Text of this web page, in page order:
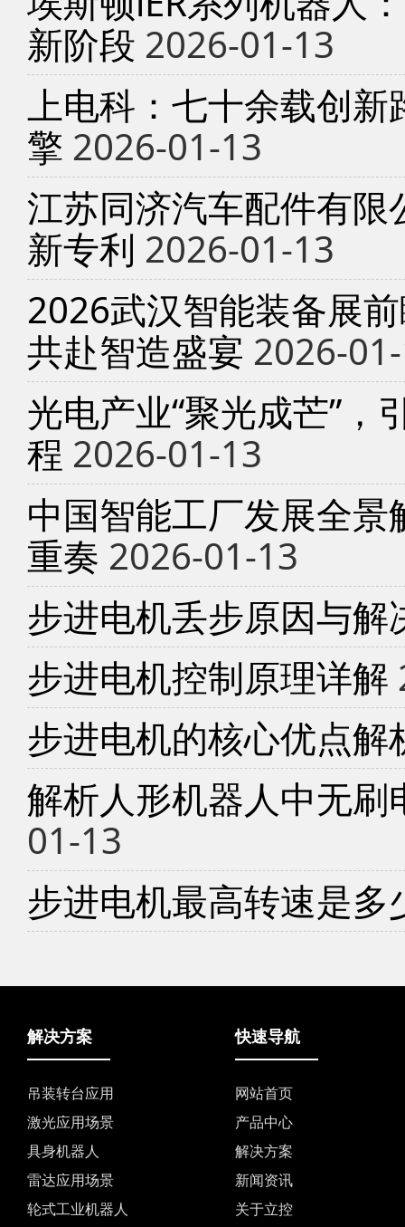
新阶段 2026-01-13
上电科：七十余载创
擎 2026-01-13
江苏同济汽车配件有
新专利 2026-01-13
2026武汉智能装备展
共赴智造盛宴 2026-
光电产业“聚光成芒”，
程 2026-01-13
中国智能工厂发展全
重奏 2026-01-13
步进电机丢步原因与解
步进电机控制原理详解
步进电机的核心优点解
解析人形机器人中无
01-13
步进电机最高转速是多
解决方案
吊装转台应用
激光应用场景
具身机器人
雷达应用场景
轮式工业机器人
快速导航
网站首页
产品中心
解决方案
新闻资讯
关于立控